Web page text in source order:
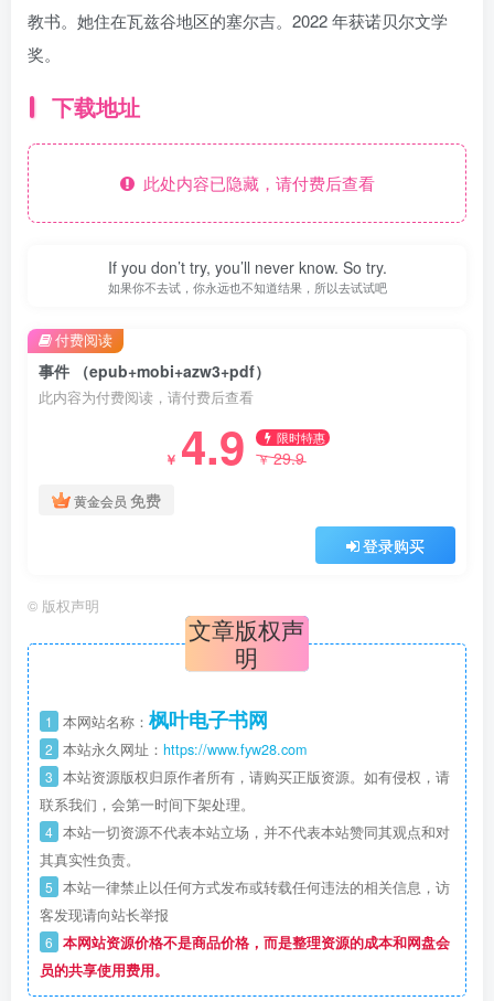
教书。她住在瓦兹谷地区的塞尔吉。2022 年获诺贝尔文学
奖。
下载地址
此处内容已隐藏，请付费后查看
If you don’t try, you’ll never know. So try.
如果你不去试，你永远也不知道结果，所以去试试吧
事件 （epub+mobi+azw3+pdf）
此内容为付费阅读，请付费后查看
￥ 4.9 限时特惠
￥29.9
黄金会员 免费
登录购买
付费阅读
© 版权声明
文章版权声
明
1 本网站名称： 枫叶电子书网
2 本站永久网址： https://www.fyw28.com
3 本站资源版权归原作者所有，请购买正版资源。如有侵权，请
联系我们，会第一时间下架处理。
4 本站一切资源不代表本站立场，并不代表本站赞同其观点和对
其真实性负责。
5 本站一律禁止以任何方式发布或转载任何违法的相关信息，访
客发现请向站长举报
6 本网站资源价格不是商品价格，而是整理资源的成本和网盘会
员的共享使用费用。